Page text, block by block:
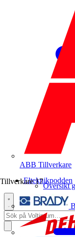
ABB Tillverkare
Tillverkare 17
Översikt
Elteknikpodden